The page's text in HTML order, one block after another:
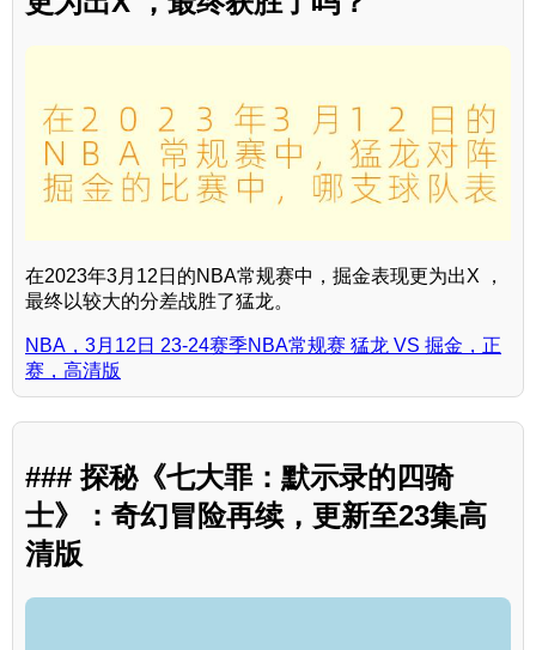
在2023年3月12日的NBA常规赛中，掘金表现更为出X ，
最终以较大的分差战胜了猛龙。
NBA，3月12日 23-24赛季NBA常规赛 猛龙 VS 掘金，正
赛，高清版
### 探秘《七大罪：默示录的四骑
士》：奇幻冒险再续，更新至23集高
清版